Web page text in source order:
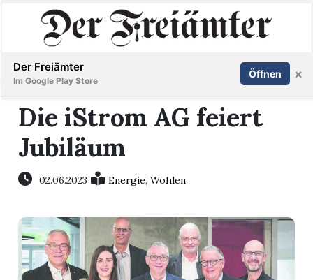
Immobilien
Veranstaltungen
Stellen
E-
Paper
Inserieren Abonnieren Anmelden
Die iStrom AG feiert
Jubiläum
02.06.2023 Energie,Wohlen
Der Freiämter
Im Google Play Store
Öffnen ×